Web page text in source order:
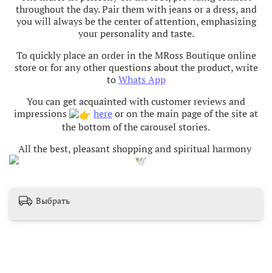
throughout the day. Pair them with jeans or a dress, and
you will always be the center of attention, emphasizing
your personality and taste.
To quickly place an order in the MRoss Boutique online
store or for any other questions about the product, write
to Whats App
You can get acquainted with customer reviews and
impressions
hereor on the main page of the site at
the bottom of the carousel stories.
All the best, pleasant shopping and spiritual harmony
Выбрать